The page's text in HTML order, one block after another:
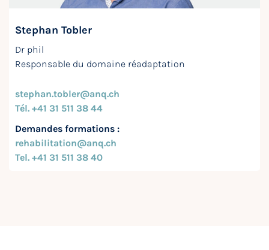
Stephan Tobler
Dr phil
Responsable du domaine réadaptation
stephan.tobler@anq.ch
Tél. +41 31 511 38 44
Demandes formations :
rehabilitation@anq.ch
Tel. +41 31 511 38 40